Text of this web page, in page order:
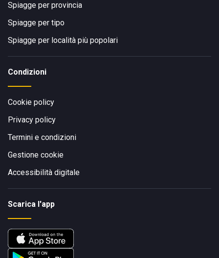
Spiagge per provincia
Spiagge per tipo
Spiagge per località più popolari
Condizioni
Cookie policy
Privacy policy
Termini e condizioni
Gestione cookie
Accessibilità digitale
Scarica l'app